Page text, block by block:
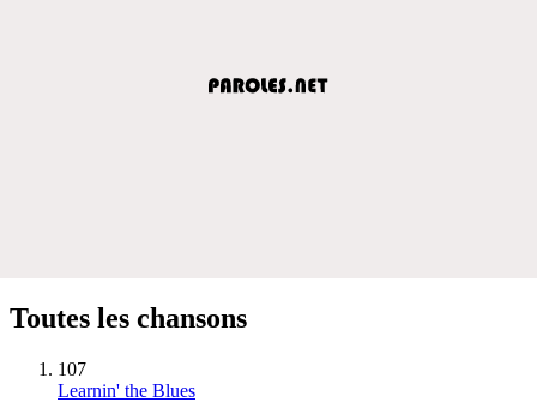
Toutes les chansons
107
Learnin' the Blues